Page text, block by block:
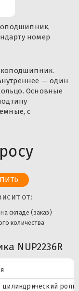
номер
— один
Основные
с
от:
складе (заказ)
количества
NUP2236R